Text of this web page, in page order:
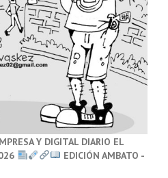
Y DIGITAL DIARIO EL
EDICIÓN AMBATO -